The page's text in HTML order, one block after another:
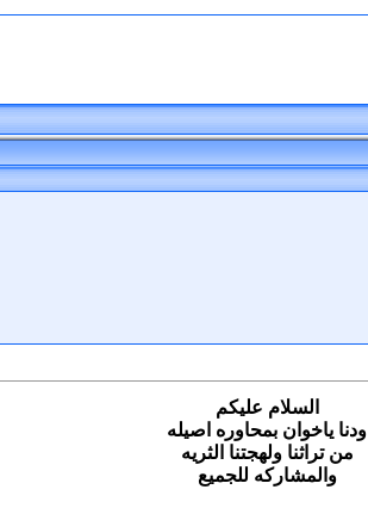
السلام عليكم
ودنا ياخوان بمحاوره اصيله
من تراثنا ولهجتنا الثريه
والمشاركه للجميع